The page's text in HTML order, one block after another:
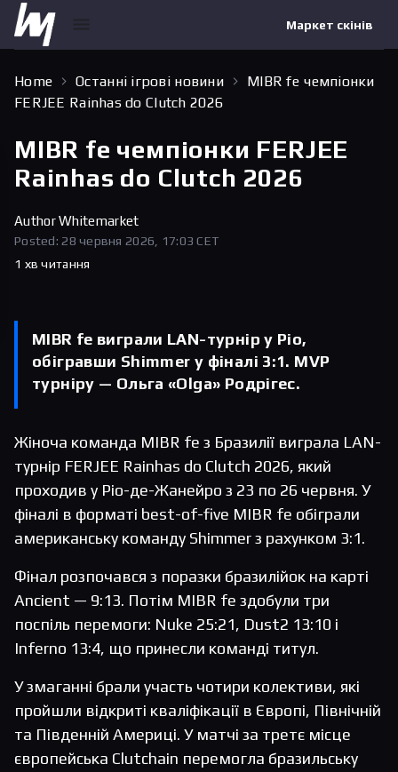
Маркет скінів
Home Останні ігрові новини
MIBR fe чемпіонки
FERJEE Rainhas do Clutch 2026
MIBR fe чемпіонки FERJEE
Rainhas do Clutch 2026
AuthorWhitemarket
Posted: 28 червня 2026, 17:03 CET
1 хв читання
MIBR fe виграли LAN-турнір у Ріо,
обігравши Shimmer у фіналі 3:1. MVP
турніру — Ольга «Olga» Родрігес.
Жіноча команда MIBR fe з Бразилії виграла LAN-
турнір FERJEE Rainhas do Clutch 2026, який
проходив у Ріо-де-Жанейро з 23 по 26 червня. У
фіналі в форматі best-of-five MIBR fe обіграли
американську команду Shimmer з рахунком 3:1.
Фінал розпочався з поразки бразилійок на карті
Ancient — 9:13. Потім MIBR fe здобули три
поспіль перемоги: Nuke 25:21, Dust2 13:10 і
Inferno 13:4, що принесли команді титул.
У змаганні брали участь чотири колективи, які
пройшли відкриті кваліфікації в Європі, Північній
та Південній Америці. У матчі за третє місце
європейська Clutchain перемогла бразильську